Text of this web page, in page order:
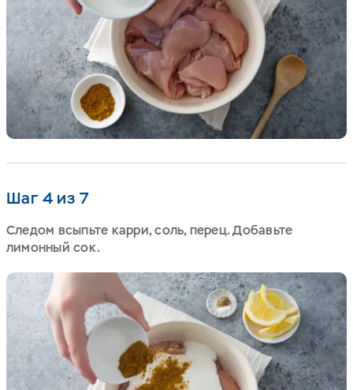
Шаг 4 из 7
Следом всыпьте карри, соль, перец. Добавьте
лимонный сок.